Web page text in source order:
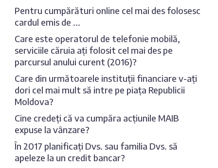
Pentru cumpărături online cel mai des folosesc
cardul emis de ...
Care este operatorul de telefonie mobilă,
serviciile căruia ați folosit cel mai des pe
parcursul anului curent (2016)?
Care din următoarele instituții financiare v-ați
dori cel mai mult să intre pe piața Republicii
Moldova?
Cine credeți că va cumpăra acțiunile MAIB
expuse la vânzare?
În 2017 planificați Dvs. sau familia Dvs. să
apeleze la un credit bancar?